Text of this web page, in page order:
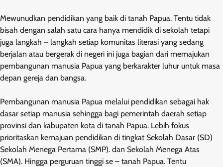
Mewunudkan pendidikan yang baik di tanah Papua. Tentu tidak
bisah dengan salah satu cara hanya mendidik di sekolah tetapi
juga langkah – langkah setiap komunitas literasi yang sedang
berjalan atau bergerak di negeri ini juga bagian dari memajukan
pembangunan manusia Papua yang berkarakter luhur untuk masa
depan gereja dan bangsa.
Pembangunan manusia Papua melalui pendidikan sebagai hak
dasar setiap manusia sehingga bagi pemerintah daerah setiap
provinsi dan kabupaten kota di tanah Papua. Lebih fokus
prioritaskan kemajuan pendidikan di tingkat Sekolah Dasar (SD)
Sekolah Menega Pertama (SMP). dan Sekolah Menega Atas
(SMA). Hingga perguruan tinggi se – tanah Papua. Tentu